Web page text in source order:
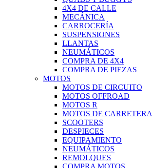
4X4 DE CALLE
MECÁNICA
CARROCERÍA
SUSPENSIONES
LLANTAS
NEUMÁTICOS
COMPRA DE 4X4
COMPRA DE PIEZAS
MOTOS
MOTOS DE CIRCUITO
MOTOS OFFROAD
MOTOS R
MOTOS DE CARRETERA
SCOOTERS
DESPIECES
EQUIPAMIENTO
NEUMÁTICOS
REMOLQUES
COMPRA MOTOS